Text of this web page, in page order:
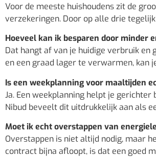
Voor de meeste huishoudens zit de
verzekeringen. Door op alle drie
Hoeveel kan ik besparen door minder
Dat hangt af van je huidige verbruik
en een graad lager te verwarmen, kan
Is een weekplanning voor maaltijden
Ja. Een weekplanning helpt je
Nibud beveelt dit uitdrukkelijk aan als
Moet ik echt overstappen van
Overstappen is niet altijd nodig, maar
contract bijna afloopt, is dat een goed